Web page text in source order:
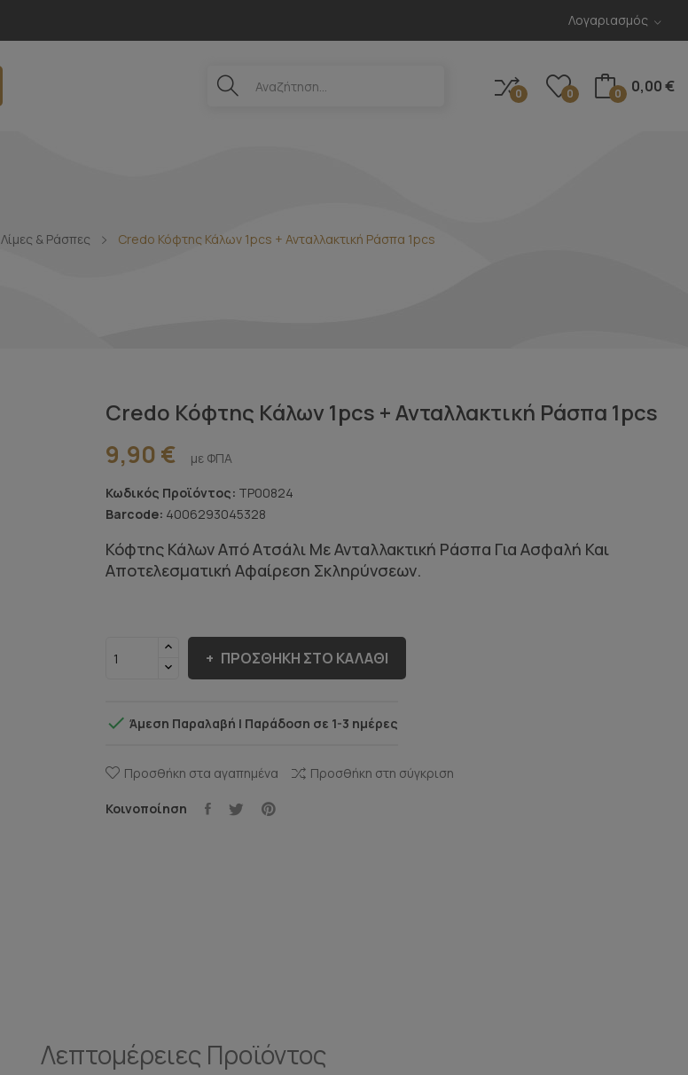
Λογαριασμός
0 0,00 €
0
0
Λίμες & Ράσπες Credo Κόφτης Κάλων 1pcs + Ανταλλακτική Ράσπα 1pcs
Credo Κόφτης Κάλων 1pcs + Ανταλλακτική Ράσπα 1pcs
9,90 € με ΦΠΑ
Κωδικός Προϊόντος: TP00824
Barcode: 4006293045328
Κόφτης Κάλων Από Ατσάλι Με Ανταλλακτική Ράσπα Για Ασφαλή Και
Αποτελεσματική Αφαίρεση Σκληρύνσεων.
ΠΡΟΣΘΉΚΗ ΣΤΟ ΚΑΛΆΘΙ
 Άμεση Παραλαβή | Παράδοση σε 1-3 ημέρες
Προσθήκη στα αγαπημένα Προσθήκη στη σύγκριση
Κοινοποίηση
Λεπτομέρειες Προϊόντος